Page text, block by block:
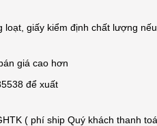
giấy kiểm định chất lượng
giá cao hơn
để xuất
( phí ship Quý khách thanh